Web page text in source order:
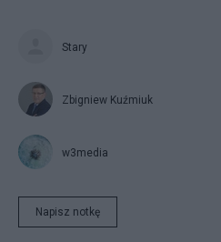
Stary
Zbigniew Kuźmiuk
w3media
Napisz notkę